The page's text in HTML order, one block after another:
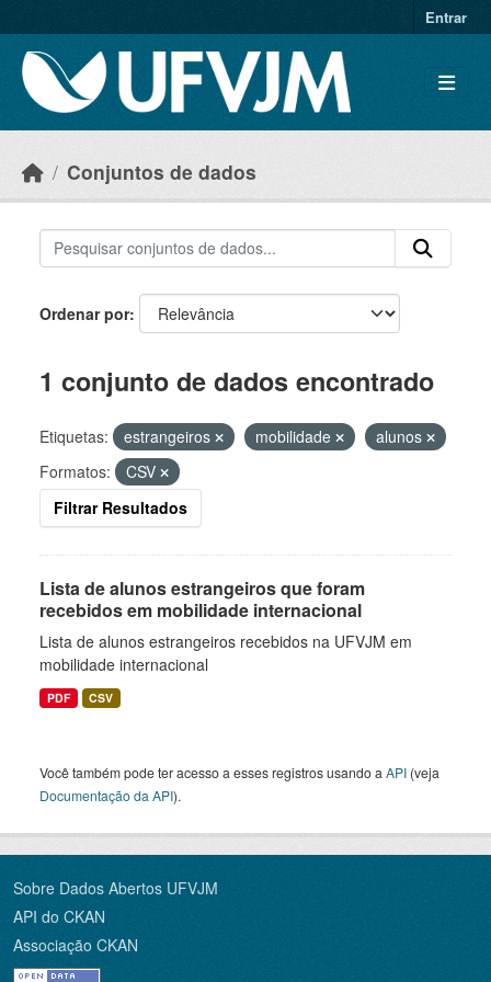
Entrar
Conjuntos de dados
Ordenar por
1 conjunto de dados encontrado
Etiquetas: estrangeiros mobilidade
alunos
Formatos:
CSV
Filtrar Resultados
Lista de alunos estrangeiros que foram
recebidos em mobilidade internacional
Lista de alunos estrangeiros recebidos na UFVJM em
mobilidade internacional
PDF CSV
Você também pode ter acesso a esses registros usando a API (veja
Documentação da API).
Sobre Dados Abertos UFVJM
API do CKAN
Associação CKAN